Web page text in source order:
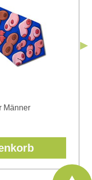
*
Männer